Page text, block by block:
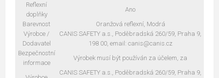
Reflexní
doplňky
Ano
Barevnost
Oranžová reflexní, Modrá
Výrobce /
Dodavatel
CANIS SAFETY a.s., Poděbradská 260/59, Praha 9,
198 00, email: canis@canis.cz
Bezpečnostní
informace
Výrobek musí být používán za účelem, za
CANIS SAFETY a.s., Poděbradská 260/59, Praha 9,